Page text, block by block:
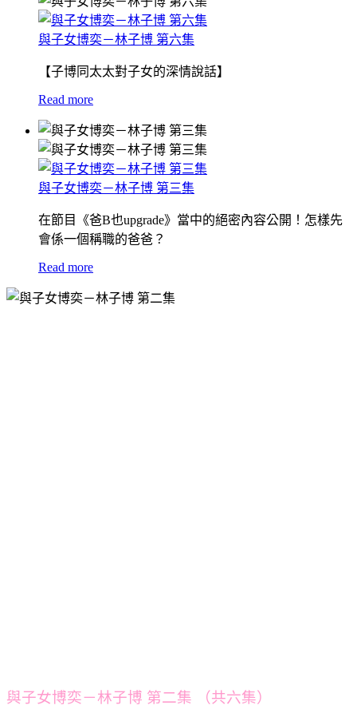
與子女博奕－林子博 第六集
【子博同太太對子女的深情說話】
Read more
與子女博奕－林子博 第三集
在節目《爸B也upgrade》當中的絕密內容公開！怎樣先
會係一個稱職的爸爸？
Read more
與子女博奕－林子博 第二集 （共六集）